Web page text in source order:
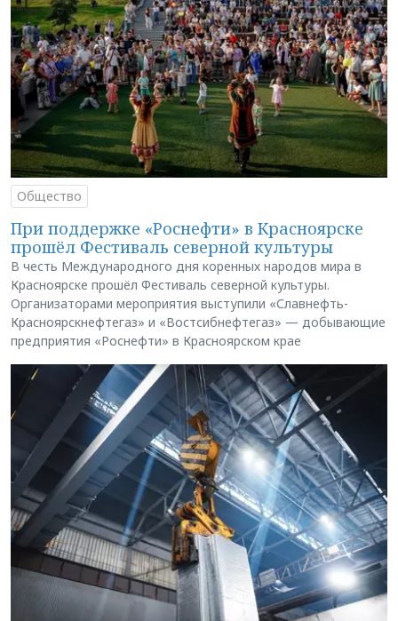
Общество
При поддержке «Роснефти» в Красноярске
прошёл Фестиваль северной культуры
В честь Международного дня коренных народов мира в
Красноярске прошёл Фестиваль северной культуры.
Организаторами мероприятия выступили «Славнефть-
Красноярскнефтегаз» и «Востсибнефтегаз» — добывающие
предприятия «Роснефти» в Красноярском крае